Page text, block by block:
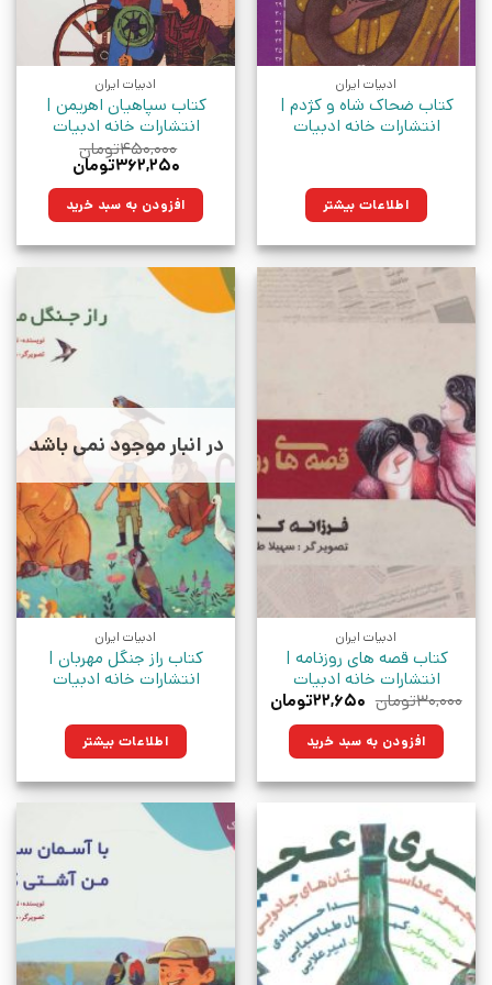
ادبیات ایران
کتاب ضحاک شاه و کژدم |
انتشارات خانه ادبیات
اطلاعات بیشتر
ادبیات ایران
کتاب سپاهیان اهریمن |
انتشارات خانه ادبیات
۴۵۰,۰۰۰تومان
قیمت
۴۵۰,۰۰۰تومان
بود.
۳۶۲,۲۵۰تومان
۳۶۲,۲۵۰تومان.افزودن به سبد خرید
ادبیات ایران
کتاب قصه های روزنامه |
انتشارات خانه ادبیات
۳۰,۰۰۰تومان قیمت
۳۰,۰۰۰تومان
بود.
۲۲,۶۵۰تومانقیمت
فعلی:
افزودن به سبد خرید
در انبار موجود نمی باشد
ادبیات ایران
کتاب راز جنگل مهربان |
انتشارات خانه ادبیات
اطلاعات بیشتر